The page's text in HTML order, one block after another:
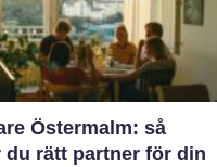
Östermalm: så
du rätt partner för din